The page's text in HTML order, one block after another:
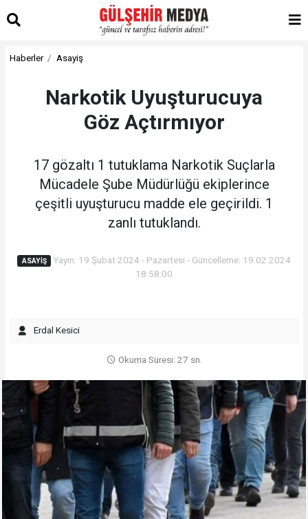
Haberler Asayiş
Narkotik Uyuşturucuya
Göz Açtırmıyor
17 gözaltı 1 tutuklama Narkotik Suçlarla
Mücadele Şube Müdürlüğü ekiplerince
çeşitli uyuşturucu madde ele geçirildi. 1
zanlı tutuklandı.
ASAYIŞ
Yayın: 19 Şubat 2024 - Pazartesi - Güncelleme: 19.02.2024
18:58:00
Erdal Kesici
Okuma Süresi: 27 sn.